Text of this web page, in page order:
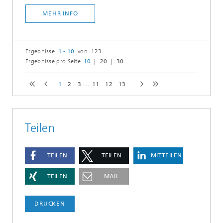
MEHR INFO
Ergebnisse 1 - 10 von 123
Ergebnisse pro Seite 10 20 30
1 2 3 ... 11 12 13
Teilen
TEILEN TEILEN MITTEILEN
TEILEN MAIL
DRUCKEN